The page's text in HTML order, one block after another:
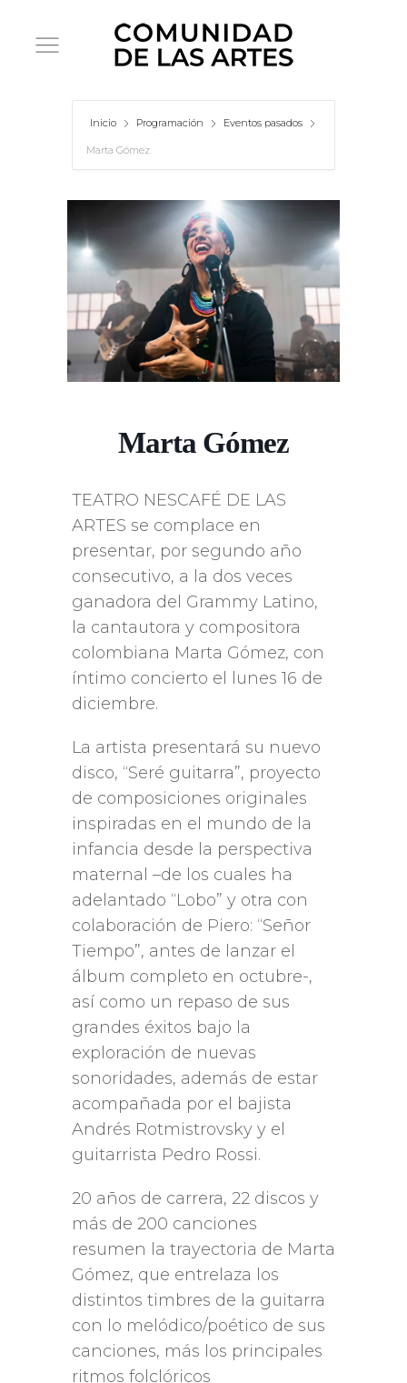
Inicio Programación Eventos pasados
Marta Gómez
Marta Gómez
TEATRO NESCAFÉ DE LAS
ARTES se complace en
presentar, por segundo año
consecutivo, a la dos veces
ganadora del Grammy Latino,
la cantautora y compositora
colombiana Marta Gómez, con
íntimo concierto el lunes 16 de
diciembre.
La artista presentará su nuevo
disco, “Seré guitarra”, proyecto
de composiciones originales
inspiradas en el mundo de la
infancia desde la perspectiva
maternal –de los cuales ha
adelantado “Lobo” y otra con
colaboración de Piero: “Señor
Tiempo”, antes de lanzar el
álbum completo en octubre-,
así como un repaso de sus
grandes éxitos bajo la
exploración de nuevas
sonoridades, además de estar
acompañada por el bajista
Andrés Rotmistrovsky y el
guitarrista Pedro Rossi.
20 años de carrera, 22 discos y
más de 200 canciones
resumen la trayectoria de Marta
Gómez, que entrelaza los
distintos timbres de la guitarra
con lo melódico/poético de sus
canciones, más los principales
ritmos folclóricos